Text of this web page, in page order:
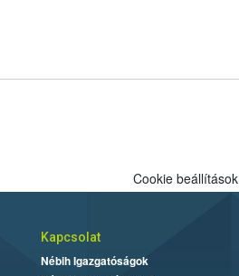
Cookie beállítások
Kapcsolat
Nébih Igazgatóságok